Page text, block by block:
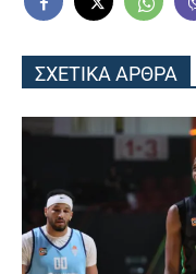
ΣΧΕΤΙΚΑ ΑΡΘΡΑ